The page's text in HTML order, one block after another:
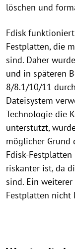
löschen und
Fdisk
Festplatten, die
sind. Daher
und in späteren
8/8.1/10/11 durch
Dateisystem
Technologie die
unterstützt,
möglicher Grund
Fdisk-
riskanter ist, da
sind. Ein
Festplatten nicht